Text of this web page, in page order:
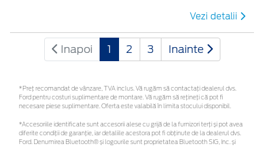
Vezi detalii
Inapoi 1 2 3 Inainte
*Preţ recomandat de vânzare, TVA inclus. Vă rugăm să contactaţi dealerul dvs.
Ford pentru costuri suplimentare de montare. Vă rugăm să rețineți că pot fi
necesare piese suplimentare. Oferta este valabilă în limita stocului disponibil.
*Accesoriile identificate sunt accesorii alese cu grijă de la furnizori terți și pot avea
diferite condiții de garanție, iar detaliile acestora pot fi obținute de la dealerul dvs.
Ford. Denumirea Bluetooth® și logourile sunt proprietatea Bluetooth SIG, Inc. și